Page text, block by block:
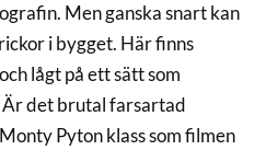
Men ganska snart kan
i bygget. Här finns
lågt på ett sätt som
det brutal farsartad
Pyton klass som filmen